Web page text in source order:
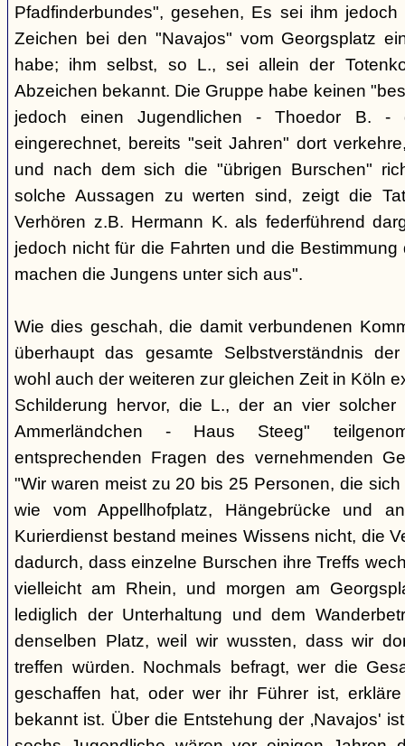
Pfadfinderbundes", gesehen, Es sei ihm
Zeichen bei den "Navajos" vom Georgsplatz
habe; ihm selbst, so L., sei allein der
Abzeichen bekannt. Die Gruppe habe keinen
jedoch einen Jugendlichen - Thoedor B. -
eingerechnet, bereits "seit Jahren" dort
und nach dem sich die "übrigen Burschen"
solche Aussagen zu werten sind, zeigt die
Verhören z.B. Hermann K. als federführend
jedoch nicht für die Fahrten und die
machen die Jungens unter sich aus".
Wie dies geschah, die damit verbundenen
überhaupt das gesamte Selbstverständnis
wohl auch der weiteren zur gleichen Zeit in Köln
Schilderung hervor, die L., der an vier
Ammerländchen - Haus Steeg"
entsprechenden Fragen des vernehmenden
"Wir waren meist zu 20 bis 25 Personen, die
wie vom Appellhofplatz, Hängebrücke und
Kurierdienst bestand meines Wissens nicht, die
dadurch, dass einzelne Burschen ihre Treffs
vielleicht am Rhein, und morgen am
lediglich der Unterhaltung und dem
denselben Platz, weil wir wussten, dass wir
treffen würden. Nochmals befragt, wer die
geschaffen hat, oder wer ihr Führer ist,
bekannt ist. Über die Entstehung der ‚Navajos'